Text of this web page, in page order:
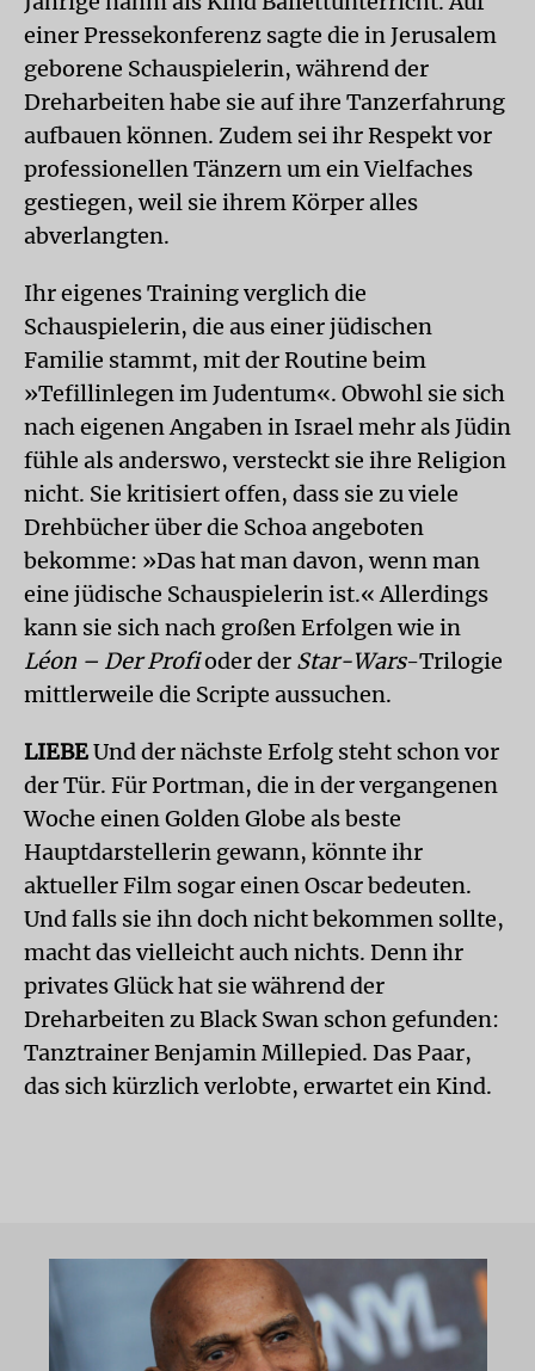
einer Pressekonferenz sagte die in Jerusalem
geborene Schauspielerin, während der
Dreharbeiten habe sie auf ihre Tanzerfahrung
aufbauen können. Zudem sei ihr Respekt vor
professionellen Tänzern um ein Vielfaches
gestiegen, weil sie ihrem Körper alles
abverlangten.
Ihr eigenes Training verglich die
Schauspielerin, die aus einer jüdischen
Familie stammt, mit der Routine beim
»Tefillinlegen im Judentum«. Obwohl sie sich
nach eigenen Angaben in Israel mehr als Jüdin
fühle als anderswo, versteckt sie ihre Religion
nicht. Sie kritisiert offen, dass sie zu viele
Drehbücher über die Schoa angeboten
bekomme: »Das hat man davon, wenn man
eine jüdische Schauspielerin ist.« Allerdings
kann sie sich nach großen Erfolgen wie in
Léon – Der Profioder der Star-Wars-Trilogie
mittlerweile die Scripte aussuchen.
LIEBEUnd der nächste Erfolg steht schon vor
der Tür. Für Portman, die in der vergangenen
Woche einen Golden Globe als beste
Hauptdarstellerin gewann, könnte ihr
aktueller Film sogar einen Oscar bedeuten.
Und falls sie ihn doch nicht bekommen sollte,
macht das vielleicht auch nichts. Denn ihr
privates Glück hat sie während der
Dreharbeiten zu Black Swan schon gefunden:
Tanztrainer Benjamin Millepied. Das Paar,
das sich kürzlich verlobte, erwartet ein Kind.